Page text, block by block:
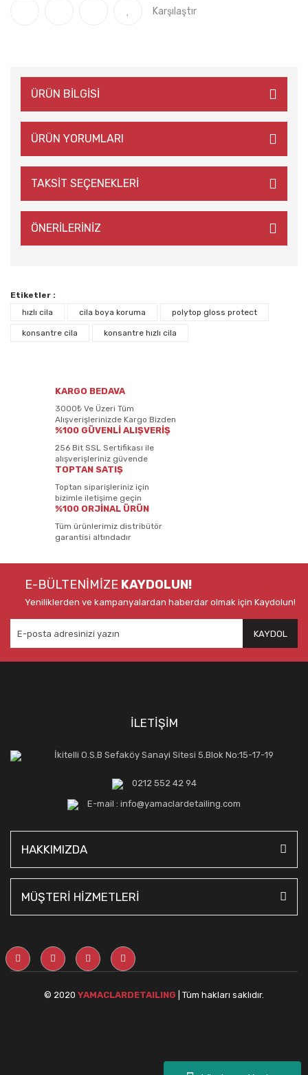
Karşılaştır
ÜRÜN BİLGİSİ
ÜRÜN YORUMLARI
TAKSİT SEÇENEKLERİ
ÖNERİLERİNİZ
Etiketler :
hızlı cila
cila boya koruma polytop gloss protect
konsantre cila konsantre hızlı cila
KARGO BEDAVA
3000₺ Ve Üzeri Tüm
Alışverişlerinizde Kargo Bizden
%100 GÜVENLİ ALIŞVERİŞ
256 Bit SSL Sertifikası ile
alışverişleriniz güvende
TOPTAN SATIŞ
Toptan siparişleriniz için
bizimle iletişime geçin
%100 ORJİNAL ÜRÜN
Tüm ürünlerimiz distribütör
garantisi altındadır
E-BÜLTENİMİZE KAYDOLUN!
Yeniliklerden ve kampanyalardan haberdar olmak için Kaydolun!
KAYDOL
İLETİŞİM
İkitelli O.S.B Sefaköy Sanayi Sitesi 5.Blok No:15-17-19
0212 552 42 94
E-mail : info@yamaclardetailing.com
HAKKIMIZDA
MÜŞTERİ HİZMETLERİ
© 2020 YAMACLARDETAILING | Tüm hakları saklıdır.